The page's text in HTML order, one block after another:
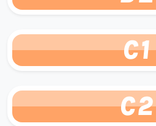
C1
C2